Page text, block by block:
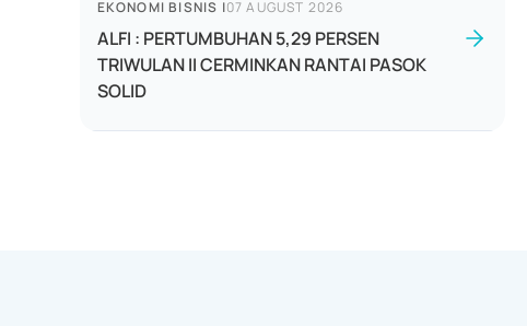
EKONOMI BISNIS |07 AUGUST 2026
ALFI : PERTUMBUHAN 5,29 PERSEN
TRIWULAN II CERMINKAN RANTAI PASOK
SOLID